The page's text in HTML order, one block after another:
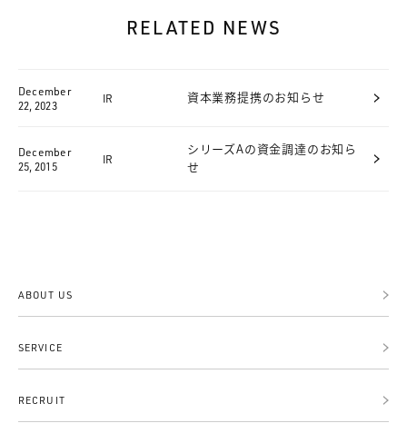
RELATED NEWS
December
22, 2023
IR 資本業務提携のお知らせ
December
25, 2015
IR
シリーズAの資金調達のお知ら
せ
ABOUT US
SERVICE
RECRUIT